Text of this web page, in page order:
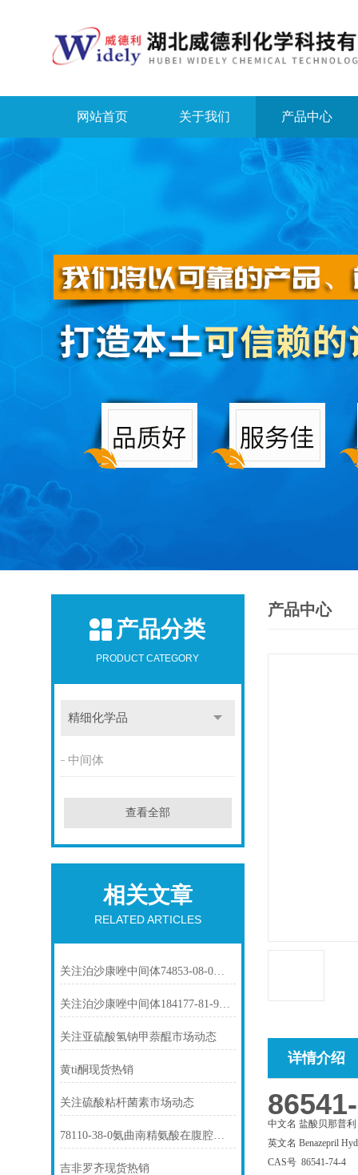
网站首页 关于我们 产品中心
产品分类
PRODUCT CATEGORY
精细化学品
中间体
查看全部
相关文章
RELATED ARTICLES
关注泊沙康唑中间体74853-08-0市场动态
关注泊沙康唑中间体184177-81-9市场动态
关注亚硫酸氢钠甲萘醌市场动态
黄ti酮现货热销
关注硫酸粘杆菌素市场动态
78110-38-0氨曲南精氨酸在腹腔感染中的应用
吉非罗齐现货热销
产品中心
详情介绍
中文名 盐酸贝那普利
英文名 Benazepril
CAS号 86541-74-4